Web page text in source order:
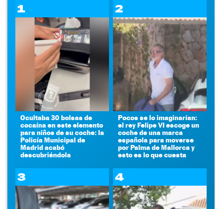
1
Ocultaba 30 bolsas de
cocaína en este elemento
para niños de su coche: la
Policía Municipal de
Madrid acabó
descubriéndola
2
Pocos se lo imaginarían:
el rey Felipe VI escoge un
coche de una marca
española para moverse
por Palma de Mallorca y
esto es lo que cuesta
3 4